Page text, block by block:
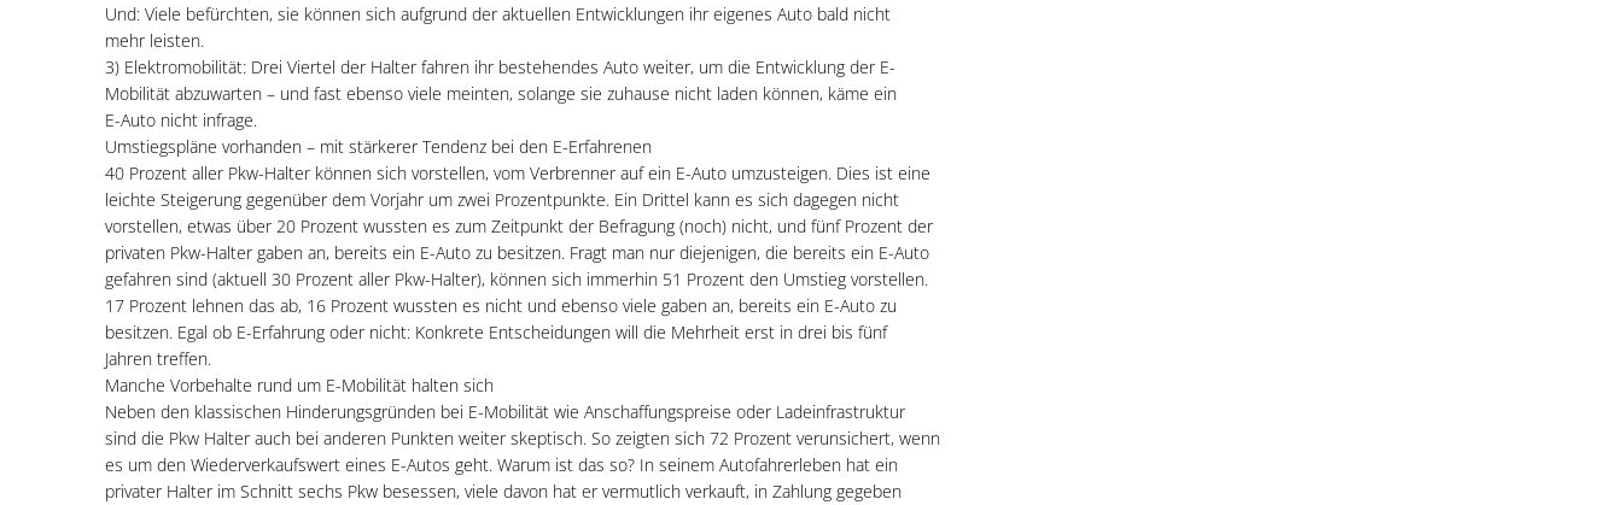
Und: Viele befürchten, sie können sich aufgrund der aktuellen Entwicklungen ihr eigenes Auto bald nicht
mehr leisten.
3) Elektromobilität: Drei Viertel der Halter fahren ihr bestehendes Auto weiter, um die Entwicklung der E-
Mobilität abzuwarten – und fast ebenso viele meinten, solange sie zuhause nicht laden können, käme ein
E-Auto nicht infrage.
Umstiegspläne vorhanden – mit stärkerer Tendenz bei den E-Erfahrenen
40 Prozent aller Pkw-Halter können sich vorstellen, vom Verbrenner auf ein E-Auto umzusteigen. Dies ist eine
leichte Steigerung gegenüber dem Vorjahr um zwei Prozentpunkte. Ein Drittel kann es sich dagegen nicht
vorstellen, etwas über 20 Prozent wussten es zum Zeitpunkt der Befragung (noch) nicht, und fünf Prozent der
privaten Pkw-Halter gaben an, bereits ein E-Auto zu besitzen. Fragt man nur diejenigen, die bereits ein E-Auto
gefahren sind (aktuell 30 Prozent aller Pkw-Halter), können sich immerhin 51 Prozent den Umstieg vorstellen.
17 Prozent lehnen das ab, 16 Prozent wussten es nicht und ebenso viele gaben an, bereits ein E-Auto zu
besitzen. Egal ob E-Erfahrung oder nicht: Konkrete Entscheidungen will die Mehrheit erst in drei bis fünf
Jahren treffen.
Manche Vorbehalte rund um E-Mobilität halten sich
Neben den klassischen Hinderungsgründen bei E-Mobilität wie Anschaffungspreise oder Ladeinfrastruktur
sind die Pkw Halter auch bei anderen Punkten weiter skeptisch. So zeigten sich 72 Prozent verunsichert, wenn
es um den Wiederverkaufswert eines E-Autos geht. Warum ist das so? In seinem Autofahrerleben hat ein
privater Halter im Schnitt sechs Pkw besessen, viele davon hat er vermutlich verkauft, in Zahlung gegeben